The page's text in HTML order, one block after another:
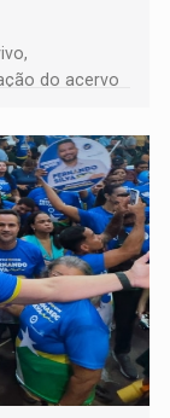
do acervo